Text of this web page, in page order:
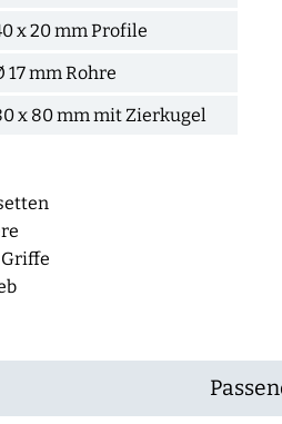
x 20 mm Profile
17 mm Rohre
x 80 mm mit Zierkugel